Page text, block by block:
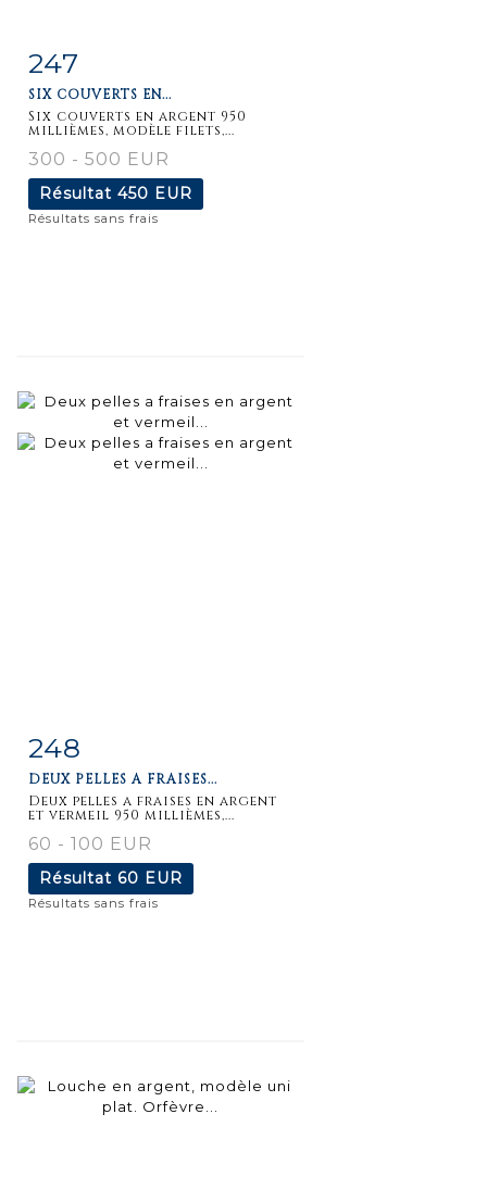
Fiche
détaillée
247
SIX COUVERTS EN...
Six couverts en argent 950
millièmes, modèle filets,...
300 - 500 EUR
Résultat 450 EUR
Résultats sans frais
Fiche
248
DEUX PELLES A FRAISES...
Deux pelles a fraises en argent
et vermeil 950 millièmes,...
60 - 100 EUR
Résultat 60 EUR
Résultats sans frais